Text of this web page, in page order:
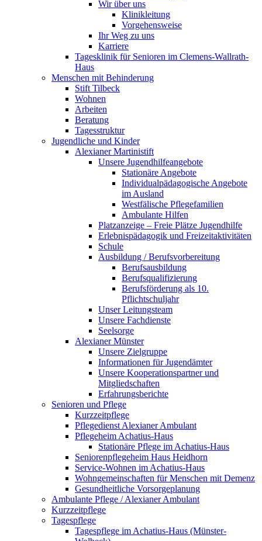
Wir über uns
Klinikleitung
Vorgehensweise
Ihr Weg zu uns
Karriere
Tagesklinik für Senioren im Clemens-Wallrath-
Haus
Menschen mit Behinderung
Stift Tilbeck
Wohnen
Arbeiten
Beratung
Tagesstruktur
Jugendliche und Kinder
Alexianer Martinistift
Unsere Jugendhilfeangebote
Stationäre Angebote
Individualpädagogische Angebote
im Ausland
Westfälische Pflegefamilien
Ambulante Hilfen
Platzanzeige – Freie Plätze Jugendhilfe
Erlebnispädagogik und Freizeitaktivitäten
Schule
Ausbildung / Berufsvorbereitung
Berufsausbildung
Berufsqualifizierung
Berufsförderung als 10.
Pflichtschuljahr
Unser Leitungsteam
Unsere Fachdienste
Seelsorge
Alexianer Münster
Unsere Zielgruppe
Informationen für Jugendämter
Unsere Kooperationspartner und
Mitgliedschaften
Erfahrungsberichte
Senioren und Pflege
Kurzzeitpflege
Pflegedienst Alexianer Ambulant
Pflegeheim Achatius-Haus
Stationäre Pflege im Achatius-Haus
Seniorenpflegeheim Haus Heidhorn
Service-Wohnen im Achatius-Haus
Wohngemeinschaften für Menschen mit Demenz
Gesundheitliche Vorsorgeplanung
Ambulante Pflege / Alexianer Ambulant
Kurzzeitpflege
Tagespflege
Tagespflege im Achatius-Haus (Münster-